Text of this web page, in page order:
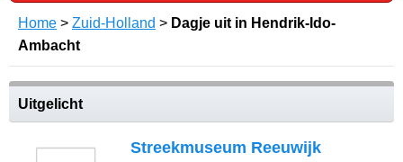
Home > Zuid-Holland > Dagje uit in Hendrik-Ido-
Ambacht
Uitgelicht
Streekmuseum Reeuwijk